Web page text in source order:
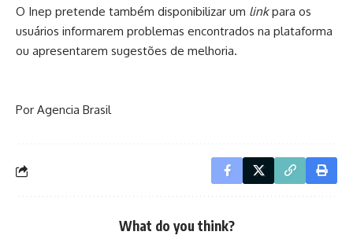
O Inep pretende também disponibilizar um linkpara os
usuários informarem problemas encontrados na plataforma
ou apresentarem sugestões de melhoria.
Por Agencia Brasil
What do you think?